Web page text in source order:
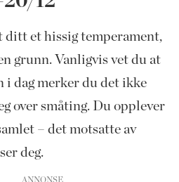
ditt et hissig temperament,
grunn. Vanligvis vet du at
i dag merker du det ikke
over småting. Du opplever
– det motsatte av
deg.